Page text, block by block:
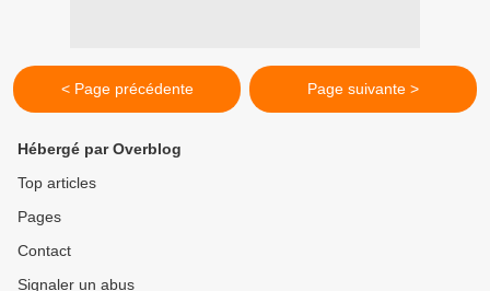
< Page précédente Page suivante >
Hébergé par Overblog
Top articles
Pages
Contact
Signaler un abus